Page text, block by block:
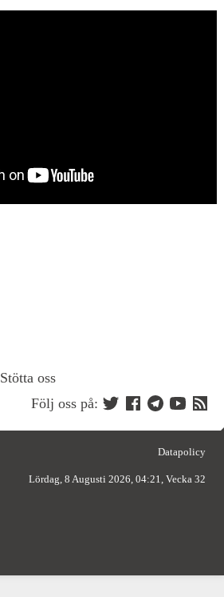
Stötta oss
Följ oss på:
Datapolicy
Lördag, 8 Augusti 2026, 04:21, Vecka 32